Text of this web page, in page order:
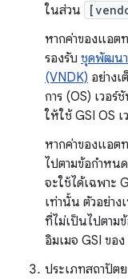
ในส่วน
หากค่าของแอต
รองรับ ชุดพัฒนา
(VNDK) อย่าง
การ (OS) เวอ
ให้ใช้ GSI OS
หากค่าของแอต
ไปตามข้อกำหน
จะใช้ได้เฉพาะ
เท่านั้น ตัวอย่า
ที่ไม่เป็นไปตาม
อิมเมจ GSI ขอ
ประเภทสถาปัต